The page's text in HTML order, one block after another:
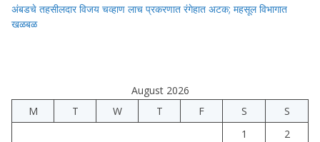
अंबडचे तहसीलदार विजय चव्हाण लाच प्रकरणात रंगेहात अटक; महसूल विभागात
खळबळ
August 2026
M
T W T F S
S
1
2